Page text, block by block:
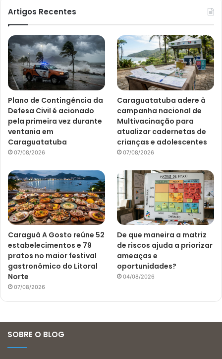
Artigos Recentes
Plano de Contingência da
Defesa Civil é acionado
pela primeira vez durante
ventania em
Caraguatatuba
07/08/2026
Caraguatatuba adere à
campanha nacional de
Multivacinação para
atualizar cadernetas de
crianças e adolescentes
07/08/2026
Caraguá A Gosto reúne 52
estabelecimentos e 79
pratos no maior festival
gastronômico do Litoral
Norte
07/08/2026
De que maneira a matriz
de riscos ajuda a priorizar
ameaças e
oportunidades?
04/08/2026
SOBRE O BLOG